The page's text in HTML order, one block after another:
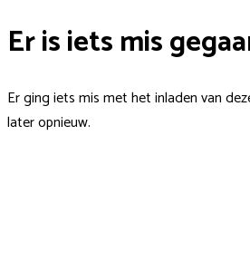
Er is iets mis
Er ging iets mis met het inladen van
later opnieuw.